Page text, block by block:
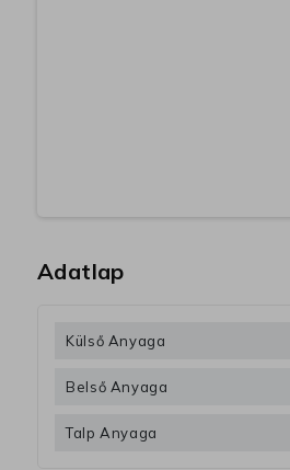
Adatlap
Külső Anyaga
Belső Anyaga
Talp Anyaga